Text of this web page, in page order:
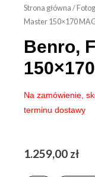
Strona główna /
Master 150×170
Benro,
Na zamówienie,
terminu dostawy
1.259,00 zł